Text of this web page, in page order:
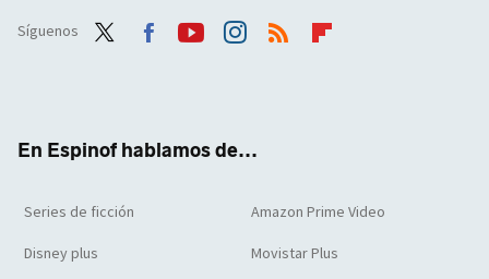
Síguenos
En Espinof hablamos de...
Series de ficción Amazon Prime Video
Disney plus Movistar Plus